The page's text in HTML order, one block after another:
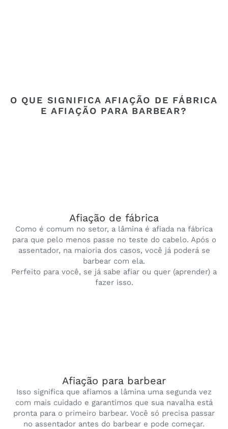
O QUE SIGNIFICA AFIAÇÃO DE FÁBRICA
E AFIAÇÃO PARA BARBEAR?
Afiação de fábrica
Como é comum no setor, a lâmina é afiada na fábrica
para que pelo menos passe no teste do cabelo. Após o
assentador, na maioria dos casos, você já poderá se
barbear com ela.
Perfeito para você, se já sabe afiar ou quer (aprender) a
fazer isso.
Afiação para barbear
Isso significa que afiamos a lâmina uma segunda vez
com mais cuidado e garantimos que sua navalha está
pronta para o primeiro barbear. Você só precisa passar
no assentador antes do barbear e pode começar.